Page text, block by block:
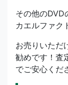
その他のDVD
カエルファク
お売りいただ
勧めです！査
でご安心くだ